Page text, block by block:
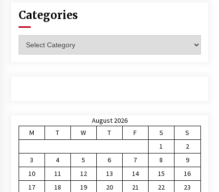
Categories
August 2026
M
T W T F S
S
1
2
3
4 5 6 7 8
9
10
11 12 13 14 15
16
17
18 19 20 21 22
23